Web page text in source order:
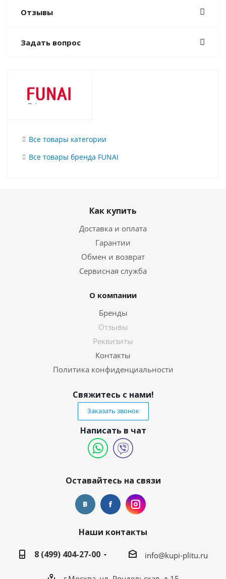
Отзывы
Задать вопрос
Все товары категории
Все товары бренда FUNAI
Как купить
Доставка и оплата
Гарантии
Обмен и возврат
Сервисная служба
О компании
Бренды
Отзывы
Реквизиты
Контакты
Политика конфиденциальности
Свяжитесь с нами!
Заказать звонок
Написать в чат
Оставайтесь на связи
Наши контакты
8 (499) 404-27-00
info@kupi-plitu.ru